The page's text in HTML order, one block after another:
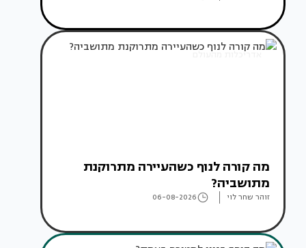
אדריכלות מהעולם
מה קורה לנוף כשהעיירה מתרוקנת
מתושביה?
זוהר שחר לוי 06-08-2026